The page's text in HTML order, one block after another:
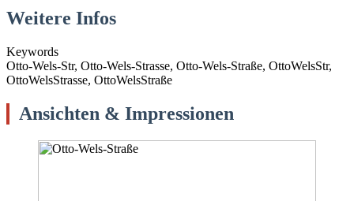
Weitere Infos
Keywords
Otto-Wels-Str, Otto-Wels-Strasse, Otto-Wels-Straße, OttoWelsStr,
OttoWelsStrasse, OttoWelsStraße
Ansichten & Impressionen